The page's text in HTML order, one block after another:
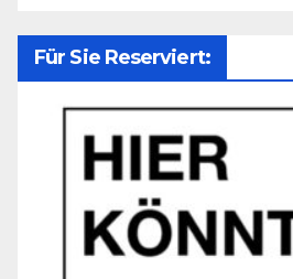
Für Sie Reserviert: